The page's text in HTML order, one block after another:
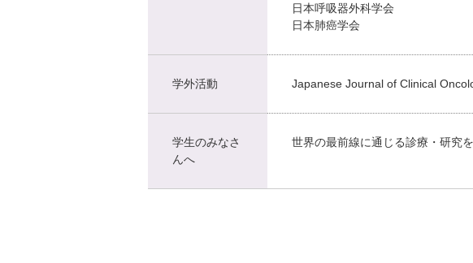
日本呼吸器外科学会
日本肺癌学会
学外活動 Japanese Journal of Clinical
学生のみなさ
んへ
世界の最前線に通じる診療・研究